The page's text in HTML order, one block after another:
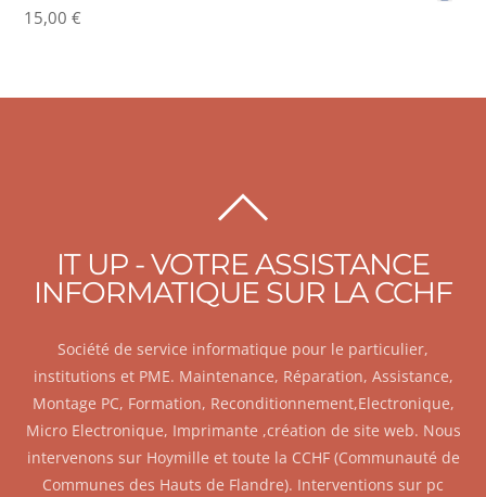
15,00€
TOP
IT UP - VOTRE ASSISTANCE
INFORMATIQUE SUR LA CCHF
Société de service informatique pour le particulier,
institutions et PME. Maintenance, Réparation, Assistance,
Montage PC, Formation, Reconditionnement,Electronique,
Micro Electronique, Imprimante ,création de site web. Nous
intervenons sur Hoymille et toute la CCHF (Communauté de
Communes des Hauts de Flandre). Interventions sur pc